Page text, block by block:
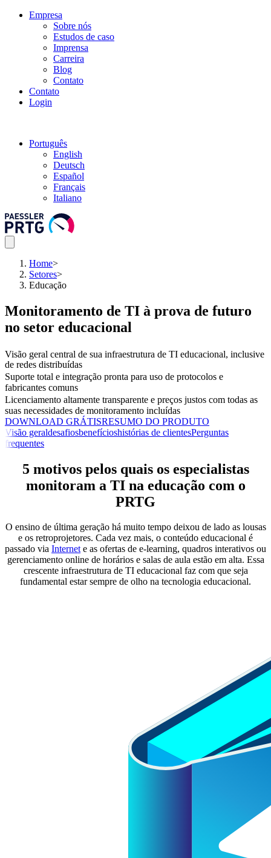
Empresa
Sobre nós
Estudos de caso
Imprensa
Carreira
Blog
Contato
Contato
Login
Português
English
Deutsch
Español
Français
Italiano
Home>
Setores>
Educação
Monitoramento de TI à prova de futuro
no setor educacional
Visão geral central de sua infraestrutura de TI educacional, inclusive
de redes distribuídas
Suporte total e integração pronta para uso de protocolos e
fabricantes comuns
Licenciamento altamente transparente e preços justos com todas as
suas necessidades de monitoramento incluídas
DOWNLOAD GRÁTISRESUMO DO PRODUTO
Visão geraldesafiosbenefícioshistórias de clientesPerguntas
frequentes
5 motivos pelos quais os especialistas
monitoram a TI na educação com o
PRTG
O ensino de última geração há muito tempo deixou de lado as lousas
e os retroprojetores. Cada vez mais, o conteúdo educacional é
passado via Internete as ofertas de e-learning, quadros interativos ou
gerenciamento online de horários e salas de aula estão em alta. Essa
crescente infraestrutura de TI educacional faz com que seja
fundamental estar sempre de olho na tecnologia educacional.